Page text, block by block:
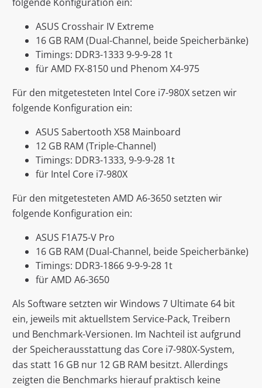
ASUS Crosshair IV Extreme
16 GB RAM (Dual-Channel, beide Speicherbänke)
Timings: DDR3-1333 9-9-9-28 1t
für AMD FX-8150 und Phenom X4-975
Für den mitgetesteten Intel Core i7-980X setzen wir
folgende Konfiguration ein:
ASUS Sabertooth X58 Mainboard
12 GB RAM (Triple-Channel)
Timings: DDR3-1333, 9-9-9-28 1t
für Intel Core i7-980X
Für den mitgetesteten AMD A6-3650 setzten wir
folgende Konfiguration ein:
ASUS F1A75-V Pro
16 GB RAM (Dual-Channel, beide Speicherbänke)
Timings: DDR3-1866 9-9-9-28 1t
für AMD A6-3650
Als Software setzten wir Windows 7 Ultimate 64 bit
ein, jeweils mit aktuellstem Service-Pack, Treibern
und Benchmark-Versionen. Im Nachteil ist aufgrund
der Speicherausstattung das Core i7-980X-System,
das statt 16 GB nur 12 GB RAM besitzt. Allerdings
zeigten die Benchmarks hierauf praktisch keine